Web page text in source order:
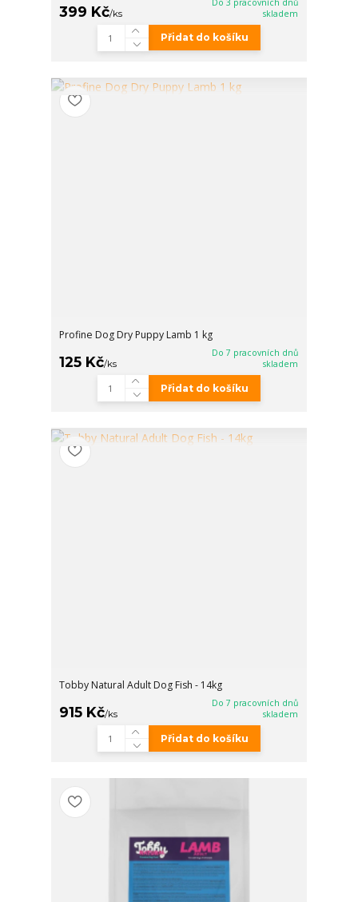
399 Kč/ks
skladem
Přidat do košíku
Profine Dog Dry Puppy Lamb 1 kg
125 Kč/ks
Do 7 pracovních dnů
skladem
Přidat do košíku
Tobby Natural Adult Dog Fish - 14kg
915 Kč/ks
Do 7 pracovních dnů
skladem
Přidat do košíku